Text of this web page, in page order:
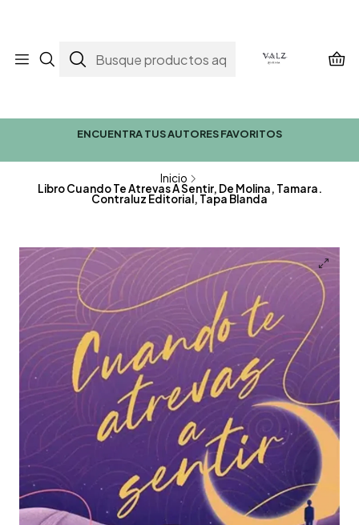
ENCUENTRA TUS AUTORES FAVORITOS
Inicio
Libro Cuando Te Atrevas A Sentir, De Molina, Tamara.
Contraluz Editorial, Tapa Blanda